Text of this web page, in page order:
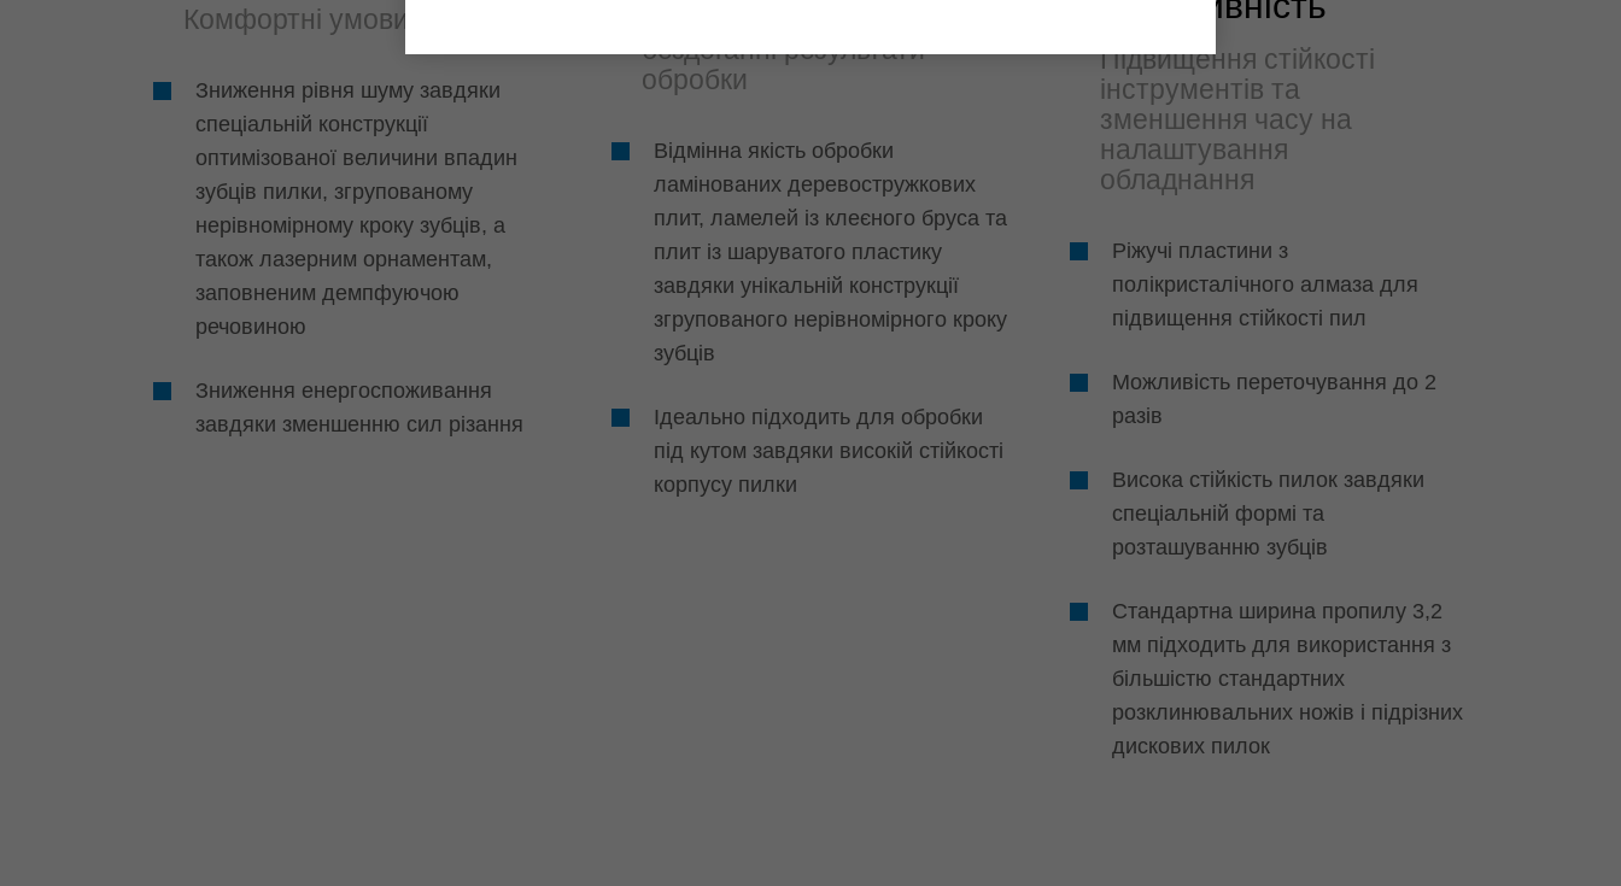
Комфортні умови праці
Зниження рівня шуму завдяки
спеціальній конструкції
оптимізованої величини впадин
зубців пилки, згрупованому
нерівномірному кроку зубців, а
також лазерним орнаментам,
заповненим демпфуючою
речовиною
Зниження енергоспоживання
завдяки зменшенню сил різання
бездоганні результати
обробки
Відмінна якість обробки
ламінованих деревостружкових
плит, ламелей із клеєного бруса та
плит із шаруватого пластику
завдяки унікальній конструкції
згрупованого нерівномірного кроку
зубців
Ідеально підходить для обробки
під кутом завдяки високій стійкості
корпусу пилки
Підвищення стійкості
інструментів та
зменшення часу на
налаштування
обладнання
Ріжучі пластини з
полікристалічного алмаза для
підвищення стійкості пил
Можливість переточування до 2
разів
Висока стійкість пилок завдяки
спеціальній формі та
розташуванню зубців
Стандартна ширина пропилу 3,2
мм підходить для використання з
більшістю стандартних
розклинювальних ножів і підрізних
дискових пилок